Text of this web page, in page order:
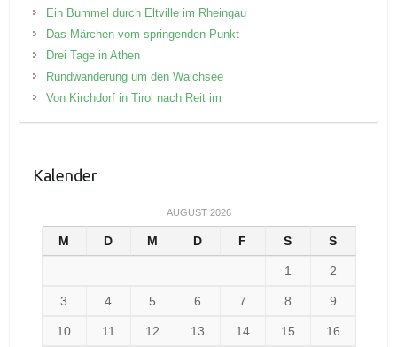
Ein Bummel durch Eltville im Rheingau
Das Märchen vom springenden Punkt
Drei Tage in Athen
Rundwanderung um den Walchsee
Von Kirchdorf in Tirol nach Reit im
Kalender
AUGUST 2026
M D M D F S S
1 2
3 4 5 6 7 8 9
10 11 12 13 14 15 16